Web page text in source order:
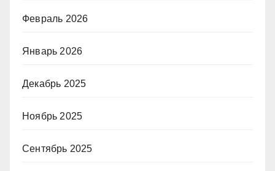
Февраль 2026
Январь 2026
Декабрь 2025
Ноябрь 2025
Сентябрь 2025